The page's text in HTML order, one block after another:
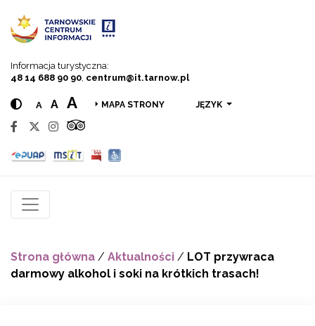
Informacja turystyczna:
48 14 688 90 90 centrum@it.tarnow.pl
A A A MAPA STRONY JĘZYK
Strona główna / Aktualności / LOT przywraca
darmowy alkohol i soki na krótkich trasach!